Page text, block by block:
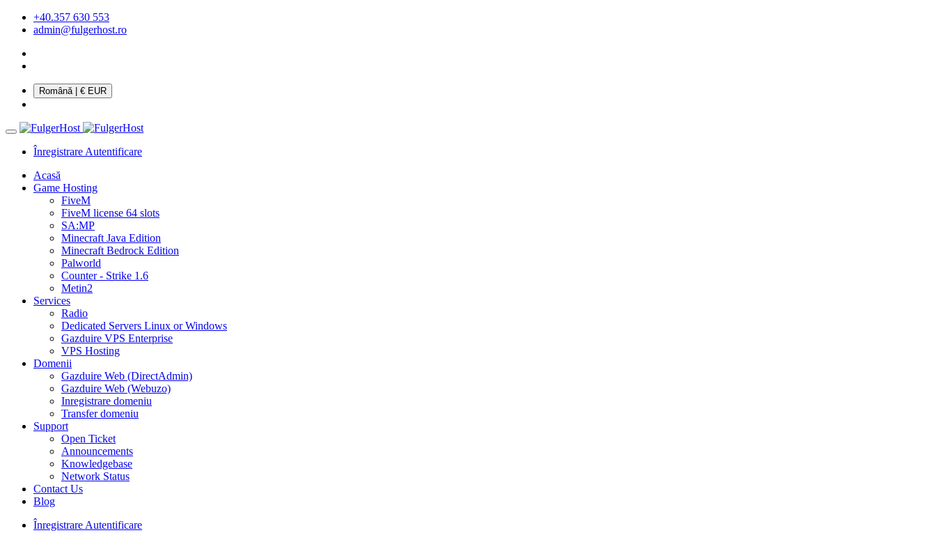
+40.357 630 553
admin@fulgerhost.ro
Română| € EUR
Înregistrare Autentificare
Acasă
Game Hosting
FiveM
FiveM license 64 slots
SA:MP
Minecraft Java Edition
Minecraft Bedrock Edition
Palworld
Counter - Strike 1.6
Metin2
Services
Radio
Dedicated Servers Linux or Windows
Gazduire VPS Enterprise
VPS Hosting
Domenii
Gazduire Web (DirectAdmin)
Gazduire Web (Webuzo)
Inregistrare domeniu
Transfer domeniu
Support
Open Ticket
Announcements
Knowledgebase
Network Status
Contact Us
Blog
Înregistrare Autentificare